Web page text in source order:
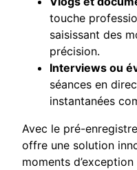
touche
saisissant des
précision.
Interviews ou
séances en
instantanées
Avec le pré-
offre une solution
moments